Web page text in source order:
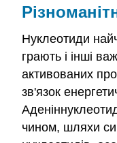
Нуклеотиди
грають і інші
активованих
зв'язок
чином, шляхи